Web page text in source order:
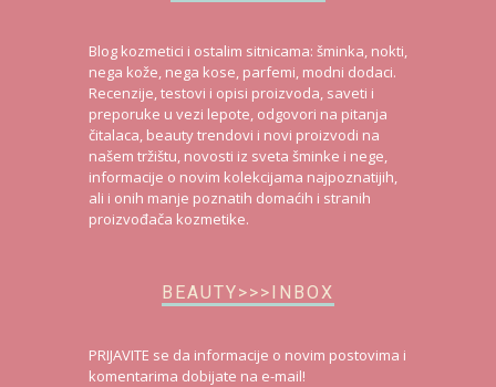
Blog kozmetici i ostalim sitnicama: šminka, nokti,
nega kože, nega kose, parfemi, modni dodaci.
Recenzije, testovi i opisi proizvoda, saveti i
preporuke u vezi lepote, odgovori na pitanja
čitalaca, beauty trendovi i novi proizvodi na
našem tržištu, novosti iz sveta šminke i nege,
informacije o novim kolekcijama najpoznatijih,
ali i onih manje poznatih domaćih i stranih
proizvođača kozmetike.
BEAUTY>>>INBOX
PRIJAVITE se da informacije o novim postovima i
komentarima dobijate na e-mail!